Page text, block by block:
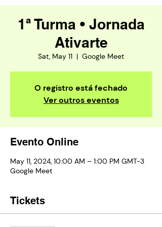
1ª Turma • Jornada
Ativarte
Sat, May 11
  |
Google Meet
O registro está fechado
Ver outros eventos
Evento Online
May 11, 2024, 10:00 AM – 1:00 PM GMT-3
Google Meet
Tickets